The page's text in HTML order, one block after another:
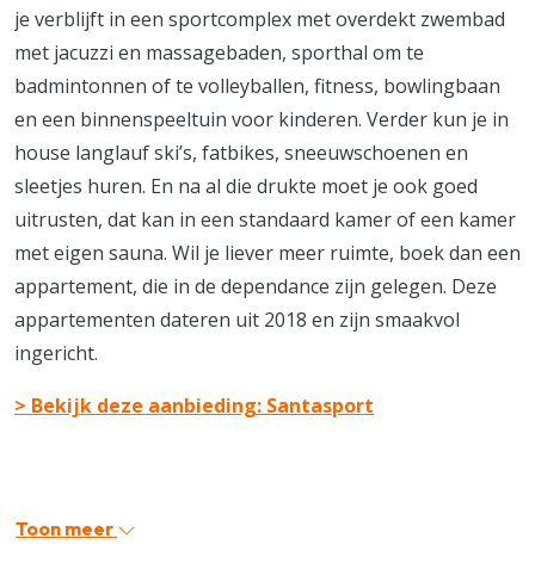
je verblijft in een sportcomplex met overdekt zwembad
met jacuzzi en massagebaden, sporthal om te
badmintonnen of te volleyballen, fitness, bowlingbaan
en een binnenspeeltuin voor kinderen. Verder kun je in
house langlauf ski’s, fatbikes, sneeuwschoenen en
sleetjes huren. En na al die drukte moet je ook goed
uitrusten, dat kan in een standaard kamer of een kamer
met eigen sauna. Wil je liever meer ruimte, boek dan een
appartement, die in de dependance zijn gelegen. Deze
appartementen dateren uit 2018 en zijn smaakvol
ingericht.
> Bekijk deze aanbieding: Santasport
Toon meer